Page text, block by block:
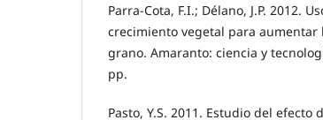
Parra-Cota, F.I.; Délano, J.P. 2012.
crecimiento vegetal para
grano. Amaranto: ciencia y
pp.
Pasto, Y.S. 2011. Estudio del